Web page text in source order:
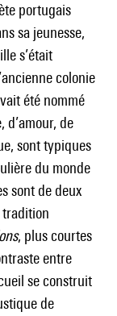
portugais
sa jeunesse,
s’était
colonie
été nommé
d’amour, de
sont typiques
du monde
sont de deux
tradition
, plus courtes
entre
se construit
de